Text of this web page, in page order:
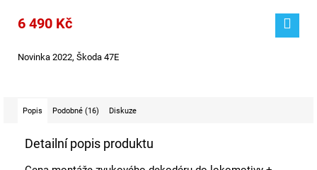
6 490 Kč
Novinka 2022, Škoda 47E
Popis Podobné (16) Diskuze
Detailní popis produktu